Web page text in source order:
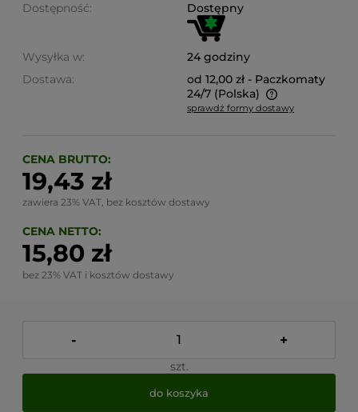
Dostępność:
Dostępny
Wysyłka w:
24 godziny
Dostawa:
od 12,00 zł - Paczkomaty
24/7 (Polska)
Cena nie zawiera ewentualnych kosztów płatności
sprawdź formy dostawy
CENA BRUTTO:
19,43 zł
zawiera 23% VAT, bez kosztów dostawy
CENA NETTO:
15,80 zł
bez 23% VAT i kosztów dostawy
- +
szt.
do koszyka